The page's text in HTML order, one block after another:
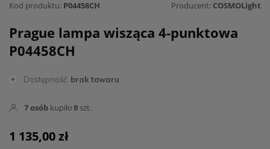
Kod produktu: P04458CH Producent: COSMOLight
Prague lampa wisząca 4-punktowa
P04458CH
Dostępność brak towaru
7osób kupiło9 szt.
1 135,00 zł